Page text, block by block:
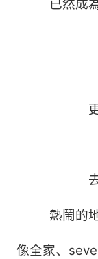
已然成
熱鬧的
像全家、